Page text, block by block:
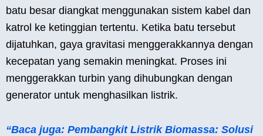
batu besar diangkat menggunakan sistem kabel dan
katrol ke ketinggian tertentu. Ketika batu tersebut
dijatuhkan, gaya gravitasi menggerakkannya dengan
kecepatan yang semakin meningkat. Proses ini
menggerakkan turbin yang dihubungkan dengan
generator untuk menghasilkan listrik.
“Baca juga: Pembangkit Listrik Biomassa: Solusi